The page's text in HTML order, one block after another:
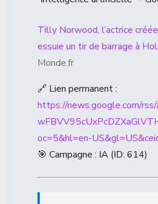
Tilly Norwood, l’actrice créée
essuie un tir de barrage à
Monde.fr
🔗 Lien permanent :
https://news.google.com/
oc=5&hl=en-
🎯 Campagne : IA (ID: 614)